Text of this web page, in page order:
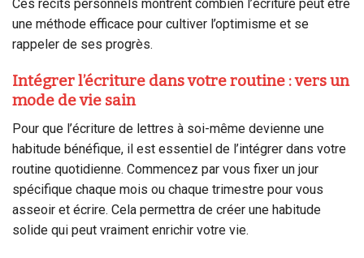
Ces récits personnels montrent combien l’écriture peut être
une méthode efficace pour cultiver l’optimisme et se
rappeler de ses progrès.
Intégrer l’écriture dans votre routine : vers un
mode de vie sain
Pour que l’écriture de lettres à soi-même devienne une
habitude bénéfique, il est essentiel de l’intégrer dans votre
routine quotidienne. Commencez par vous fixer un jour
spécifique chaque mois ou chaque trimestre pour vous
asseoir et écrire. Cela permettra de créer une habitude
solide qui peut vraiment enrichir votre vie.